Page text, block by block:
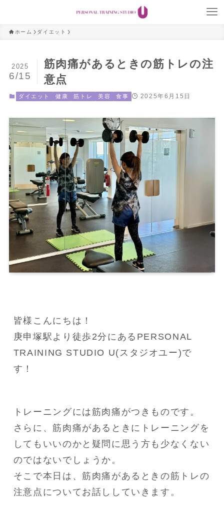
ホーム ダイエット
筋肉痛があるときの筋トレの注
意点
2025
6/15
ダイエット 健康 筋トレ 美容 食事 2025年6月15日
皆様こんにちは！
庚申塚駅より徒歩2分にあるPERSONAL
TRAINING STUDIO U(スタジオユー)で
す！
トレーニングには筋肉痛がつきものです。
さらに、筋肉痛があるときにトレーニングを
してもいいのかと疑問に思う方も少なくない
のではないでしょうか。
そこで本日は、筋肉痛があるときの筋トレの
注意点についてお話ししていきます。